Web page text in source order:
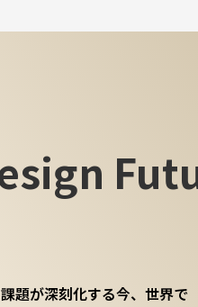
題が深刻化する今、世界で